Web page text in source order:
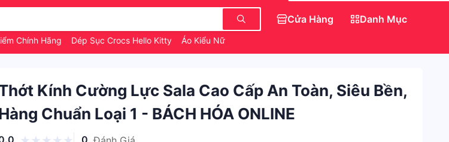
Chính Hãng Dép Sục Crocs Hello Kitty Áo Kiểu Nữ
Cửa Hàng Danh Mục
Kính Cường Lực Sala Cao Cấp An Toàn, Siêu Bền,
Chuẩn Loại 1 - BÁCH HÓA ONLINE
0